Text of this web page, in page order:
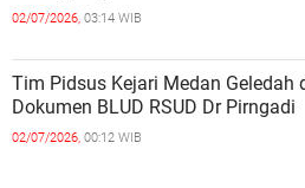
02/07/2026, 03:14 WIB
Tim Pidsus Kejari Medan Geledah
Dokumen BLUD RSUD Dr Pirngadi
02/07/2026, 00:12 WIB